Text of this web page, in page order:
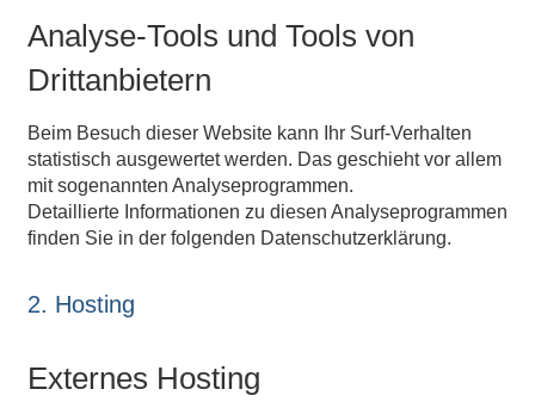
Analyse-Tools und Tools von
Drittanbietern
Beim Besuch dieser Website kann Ihr Surf-Verhalten
statistisch ausgewertet werden. Das geschieht vor allem
mit sogenannten Analyseprogrammen.
Detaillierte Informationen zu diesen Analyseprogrammen
finden Sie in der folgenden Datenschutzerklärung.
2. Hosting
Externes Hosting